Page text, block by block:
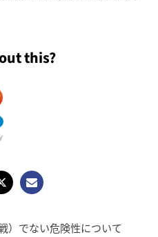
this?
）でない危険性について